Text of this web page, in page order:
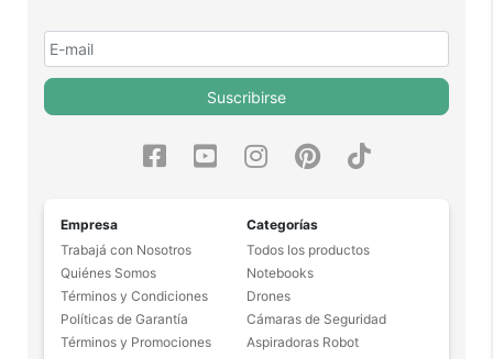
nosotros.
Suscribirse
Empresa
Trabajá con Nosotros
Quiénes Somos
Términos y Condiciones
Políticas de Garantía
Términos y Promociones
Categorías
Todos los productos
Notebooks
Drones
Cámaras de Seguridad
Aspiradoras Robot